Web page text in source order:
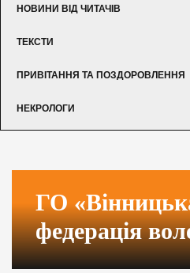
НОВИНИ ВІД ЧИТАЧІВ
ТЕКСТИ
ПРИВІТАННЯ ТА ПОЗДОРОВЛЕННЯ
НЕКРОЛОГИ
ГО
федерація